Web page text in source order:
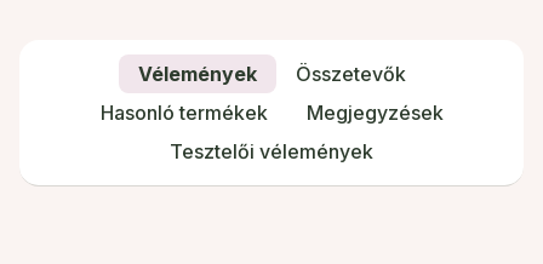
Vélemények
Összetevők
Hasonló termékek
Megjegyzések
Tesztelői vélemények